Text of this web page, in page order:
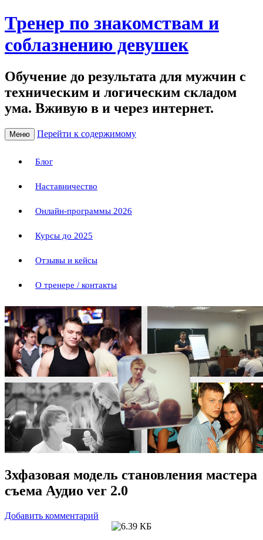
Тренер по знакомствам и
соблазнению девушек
Обучение до результата для мужчин с
техническим и логическим складом
ума. Вживую в и через интернет.
Меню Перейти к содержимому
Блог
Наставничество
Онлайн-программы 2026
Курсы до 2025
Отзывы и кейсы
О тренере / контакты
3хфазовая модель становления мастера
съема Аудио ver 2.0
Добавить комментарий